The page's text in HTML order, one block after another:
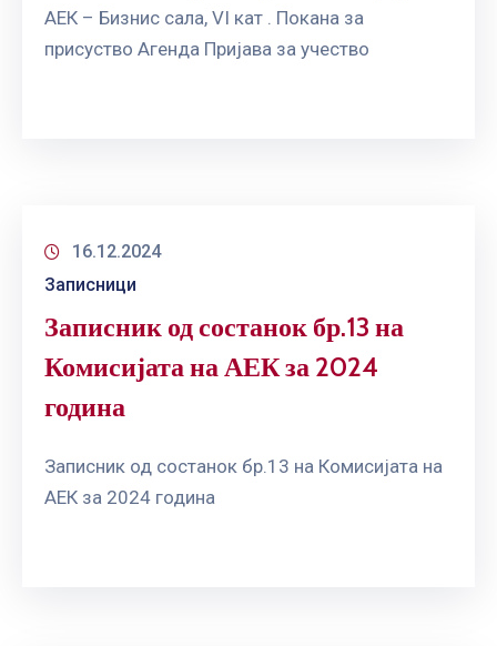
АЕК – Бизнис сала, VI кат . Покана за
присуство Агенда Пријава за учество
16.12.2024
Записници
Записник од состанок бр.13 на
Комисијата на АЕК за 2024
година
Записник од состанок бр.13 на Комисијата на
АЕК за 2024 година